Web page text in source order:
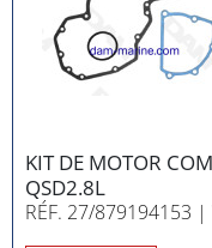
KIT DE MOTOR
QSD2.8L
RÉF. 27/879194153 |